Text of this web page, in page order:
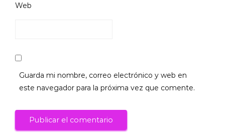
Web
Guarda mi nombre, correo electrónico y web en
este navegador para la próxima vez que comente.